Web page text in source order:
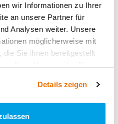
wir Informationen zu Ihrer
an unsere Partner für
Analysen weiter. Unsere
möglicherweise mit
Sie ihnen bereitgestellt
Details zeigen